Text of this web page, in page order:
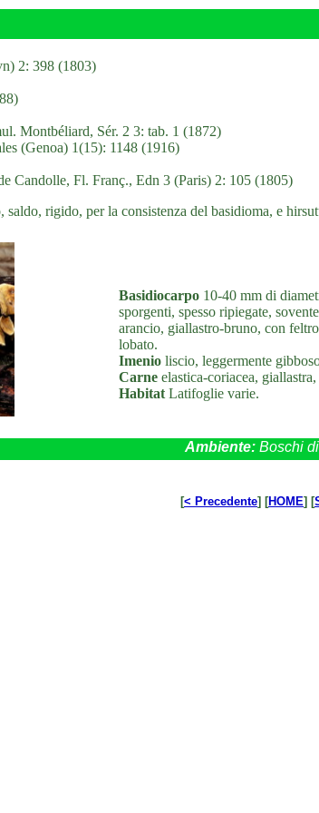
2: 398 (1803)
Montbéliard, Sér. 2 3: tab. 1 (1872)
(Genoa) 1(15): 1148 (1916)
Candolle, Fl. Franç., Edn 3 (Paris) 2: 105 (1805)
rigido, per la consistenza del basidioma, e
Basidiocarpo 10-40 mm di
sporgenti, spesso ripiegate,
arancio, giallastro-bruno, con
lobato.
Imenio liscio, leggermente
Carne elastica-coriacea,
Habitat Latifoglie varie.
Ambiente: Boschi
[< Precedente] [HOME] [